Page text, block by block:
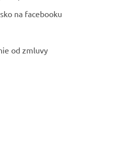
na facebooku
od zmluvy